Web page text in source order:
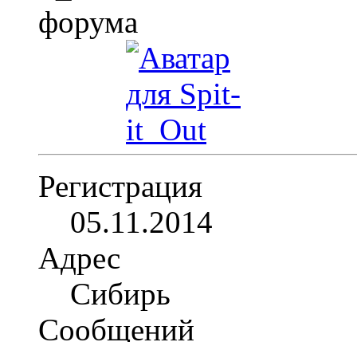
Регистрация
05.11.2014
Адрес
Сибирь
Сообщений